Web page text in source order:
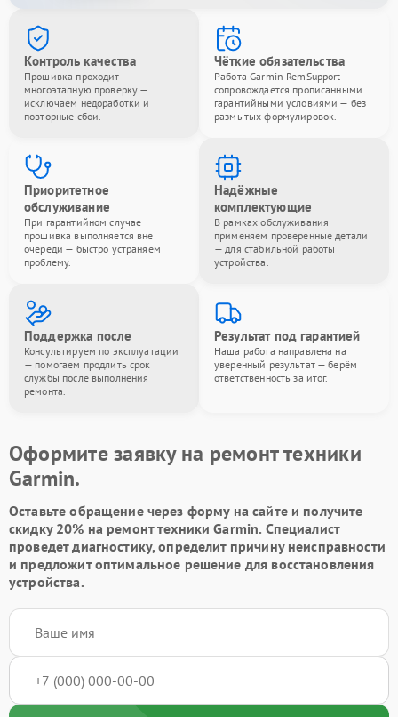
Контроль качества
Прошивка проходит
многоэтапную проверку —
исключаем недоработки и
повторные сбои.
Чёткие обязательства
Работа Garmin RemSupport
сопровождается прописанными
гарантийными условиями — без
размытых формулировок.
Приоритетное
обслуживание
При гарантийном случае
прошивка выполняется вне
очереди — быстро устраняем
проблему.
Надёжные
комплектующие
В рамках обслуживания
применяем проверенные детали
— для стабильной работы
устройства.
Поддержка после
Консультируем по эксплуатации
— помогаем продлить срок
службы после выполнения
ремонта.
Результат под гарантией
Наша работа направлена на
уверенный результат — берём
ответственность за итог.
Оформите заявку на ремонт техники
Garmin.
Оставьте обращение через форму на сайте и получите
скидку 20% на ремонт техники Garmin. Специалист
проведет диагностику, определит причину неисправности
и предложит оптимальное решение для восстановления
устройства.